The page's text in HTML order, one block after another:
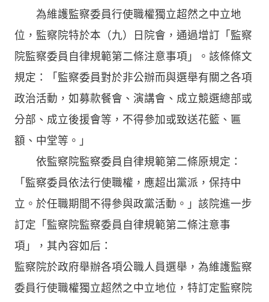
為維護監察委員行使職權獨立超然之中立地
位，監察院特於本（九）日院會，通過增訂「監察
院監察委員自律規範第二條注意事項」。該條條文
規定：「監察委員對於非公辦而與選舉有關之各項
政治活動，如募款餐會、演講會、成立競選總部或
分部、成立後援會等，不得參加或致送花籃、匾
額、中堂等。」
依監察院監察委員自律規範第二條原規定：
「監察委員依法行使職權，應超出黨派，保持中
立。於任職期間不得參與政黨活動。」該院進一步
訂定「監察院監察委員自律規範第二條注意事
項」，其內容如后：
監察院於政府舉辦各項公職人員選舉，為維護監察
委員行使職權獨立超然之中立地位，特訂定監察院